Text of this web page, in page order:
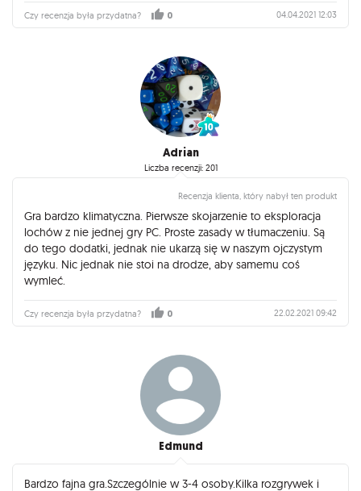
Czy recenzja była przydatna? 0 04.04.2021 12:03
Adrian
Liczba recenzji: 201
Recenzja klienta, który nabył ten produkt
Gra bardzo klimatyczna. Pierwsze skojarzenie to eksploracja
lochów z nie jednej gry PC. Proste zasady w tłumaczeniu. Są
do tego dodatki, jednak nie ukarzą się w naszym ojczystym
języku. Nic jednak nie stoi na drodze, aby samemu coś
wymleć.
Czy recenzja była przydatna? 0 22.02.2021 09:42
Edmund
Bardzo fajna gra.Szczególnie w 3-4 osoby.Kilka rozgrywek i